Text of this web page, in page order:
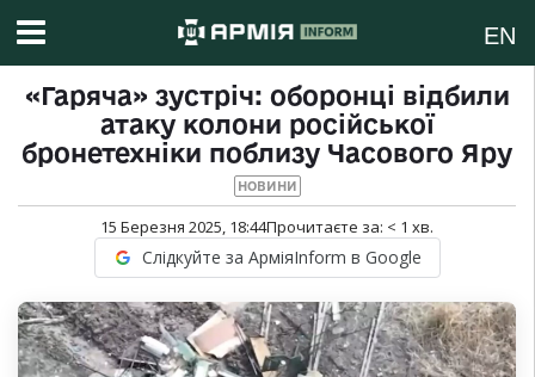
EN
«Гаряча» зустріч: оборонці відбили
атаку колони російської
бронетехніки поблизу Часового Яру
НОВИНИ
15 Березня 2025, 18:44Прочитаєте за: < 1 хв.
Слідкуйте за АрміяInform в Google